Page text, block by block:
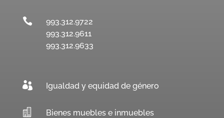

993.312.9722
993.312.9611
993.312.9633
 Igualdad y equidad de género
 Bienes muebles e inmuebles